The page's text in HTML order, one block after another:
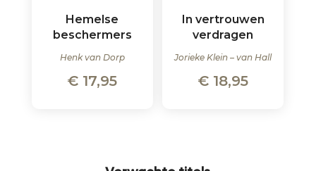
Hemelse
beschermers
Henk van Dorp
€ 17,95
In vertrouwen
verdragen
Jorieke Klein – van Hall
€ 18,95